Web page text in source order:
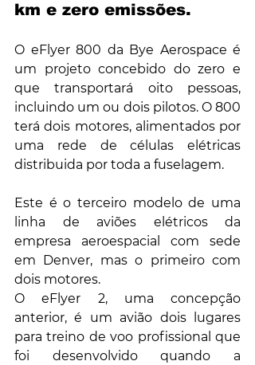
km e zero emissões.
O eFlyer 800 da Bye Aerospace é
um projeto concebido do zero e
que transportará oito pessoas,
incluindo um ou dois pilotos. O 800
terá dois motores, alimentados por
uma rede de células elétricas
distribuida por toda a fuselagem.
Este é o terceiro modelo de uma
linha de aviões elétricos da
empresa aeroespacial com sede
em Denver, mas o primeiro com
dois motores.
O eFlyer 2, uma concepção
anterior, é um avião dois lugares
para treino de voo profissional que
foi desenvolvido quando a